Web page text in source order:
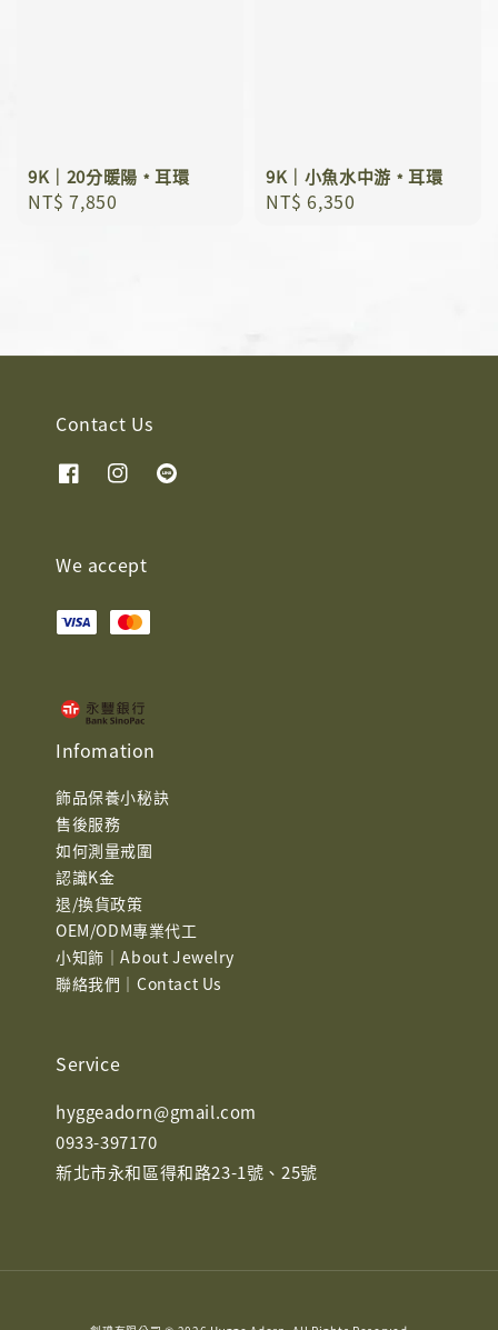
9K｜20分暖陽﹡耳環
Regular
NT$ 7,850
9K｜小魚水中游﹡耳環
Regular
NT$ 6,350
Contact Us
We accept
Infomation
飾品保養小秘訣
售後服務
如何測量戒圍
認識K金
退/換貨政策
OEM/ODM專業代工
小知飾｜About Jewelry
聯絡我們｜Contact Us
Service
hyggeadorn@gmail.com
0933-397170
新北市永和區得和路23-1號、25號